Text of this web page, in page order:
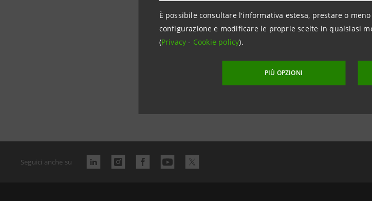
È possibile consultare l'informativa estesa, prestare o
configurazione e modificare le proprie scelte in qualsiasi
(Privacy- Cookie policy).
PIÙ OPZIONI
Seguici anche su